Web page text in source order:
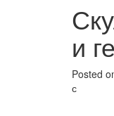
и
Posted
с